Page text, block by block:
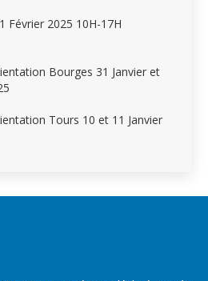
Février 2025 10H-17H
Bourges 31 Janvier et
Tours 10 et 11 Janvier